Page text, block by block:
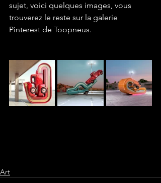
sujet, voici quelques images, vous
trouverez le reste sur la galerie
Pinterest de Toopneus.
Art